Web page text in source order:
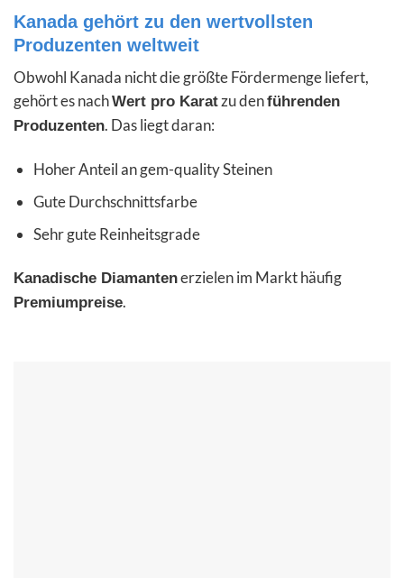
Kanada gehört zu den wertvollsten
Produzenten weltweit
Obwohl Kanada nicht die größte Fördermenge liefert,
gehört es nachWert pro Karatzu denführenden
Produzenten. Das liegt daran:
Hoher Anteil an gem-quality Steinen
Gute Durchschnittsfarbe
Sehr gute Reinheitsgrade
Kanadische Diamantenerzielen im Markt häufig
Premiumpreise.